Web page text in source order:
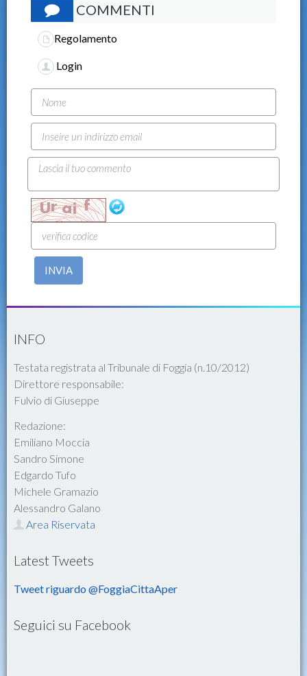
COMMENTI
Regolamento
Login
INVIA
INFO
Testata registrata al Tribunale di Foggia (n.10/2012)
Direttore responsabile:
Fulvio di Giuseppe
Redazione:
Emiliano Moccia
Sandro Simone
Edgardo Tufo
Michele Gramazio
Alessandro Galano
Area Riservata
Latest Tweets
Tweet riguardo @FoggiaCittaAper
Seguici su Facebook